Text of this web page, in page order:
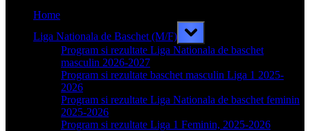
Home
Liga Nationala de Baschet (M/F)
Toggle
sub-
menu
Program si rezultate Liga Nationala de baschet
masculin 2026-2027
Program si rezultate baschet masculin Liga 1 2025-
2026
Program si rezultate Liga Nationala de baschet feminin
2025-2026
Program si rezultate Liga 1 Feminin, 2025-2026